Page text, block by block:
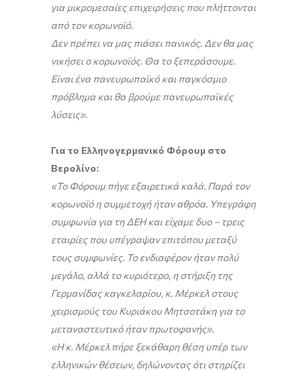
για μικρομεσαίες επιχειρήσεις που πλήττονται
από τον κορωνοϊό.
Δεν πρέπει να μας πιάσει πανικός. Δεν θα μας
νικήσει ο κορωνοϊός. Θα το ξεπεράσουμε.
Είναι ένα πανευρωπαϊκό και παγκόσμιο
πρόβλημα και θα βρούμε πανευρωπαϊκές
λύσεις».
Για το Ελληνογερμανικό Φόρουμ στο
Βερολίνο:
«Το Φόρουμ πήγε εξαιρετικά καλά. Παρά τον
κορωνοϊό η συμμετοχή ήταν αθρόα. Υπεγράφη
συμφωνία για τη ΔΕΗ και είχαμε δυο – τρεις
εταιρίες που υπέγραψαν επιτόπου μεταξύ
τους συμφωνίες. Το ενδιαφέρον ήταν πολύ
μεγάλο, αλλά το κυριότερο, η στήριξη της
Γερμανίδας καγκελαρίου, κ. Μέρκελ στους
χειρισμούς του Κυριάκου Μητσοτάκη για το
μεταναστευτικό ήταν πρωτοφανής».
«Η κ. Μέρκελ πήρε ξεκάθαρη θέση υπέρ των
ελληνικών θέσεων, δηλώνοντας ότι στηρίζει